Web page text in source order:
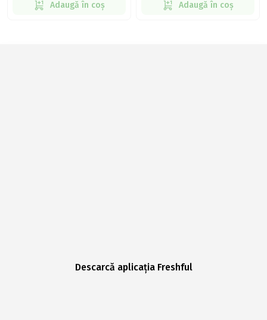
Adaugă în coș Adaugă în coș
Descarcă aplicația Freshful